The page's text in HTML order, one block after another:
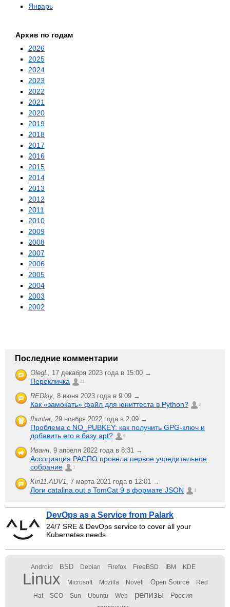
Январь
Архив по годам
2026
2025
2024
2023
2022
2021
2020
2019
2018
2017
2016
2015
2014
2013
2012
2011
2010
2009
2008
2007
2006
2005
2004
2003
2002
Последние комментарии
OlegL, 17 декабря 2023 года в 15:00 →
Перекличка 21
REDkiy, 8 июня 2023 года в 9:09 →
Как «замокать» файл для юниттеста в Python? 2
fhunter, 29 ноября 2022 года в 2:09 →
Проблема с NO_PUBKEY: как получить GPG-ключ и
добавить его в базу apt?
6
Иванн, 9 апреля 2022 года в 8:31 →
Ассоциация РАСПО провела первое учредительное
собрание
1
Kiri11.ADV1, 7 марта 2021 года в 12:01 →
Логи catalina.out в TomCat 9 в формате JSON 1
DevOps as a Service from Palark
24/7 SRE & DevOps service to cover all your
Kubernetes needs.
Android BSD Debian Firefox FreeBSD IBM KDE
Linux Microsoft Mozilla Novell Open Source Red
Hat SCO Sun Ubuntu Web релизы Россия